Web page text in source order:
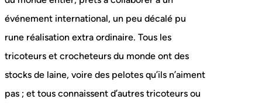
événement international, un peu décalé pu
rune réalisation extra ordinaire. Tous les
tricoteurs et crocheteurs du monde ont des
stocks de laine, voire des pelotes qu’ils n’aiment
pas ; et tous connaissent d’autres tricoteurs ou